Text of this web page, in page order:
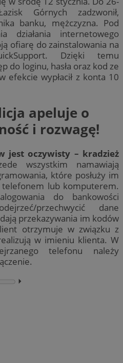
Górnych zadzwonił,
banku, mężczyzna. Pod
działania internetowego
ofiarę do zainstalowania na
Dzięki temu
do loginu, hasła oraz kod ze
efekcie wypłacił z konta 10
apeluje o
i rozwagę!
jest oczywisty – kradzież
wszystkim namawiają
które posłuży im
lub komputerem.
do bankowości
przechwycić dane
przekazywania im kodów
otrzymuje w związku z
w imieniu klienta. W
telefonu należy
⏵︎